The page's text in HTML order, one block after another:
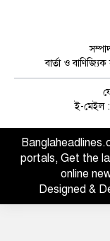
বার্তা ও
ই-মেইল
portals, Get the
online
Designed &